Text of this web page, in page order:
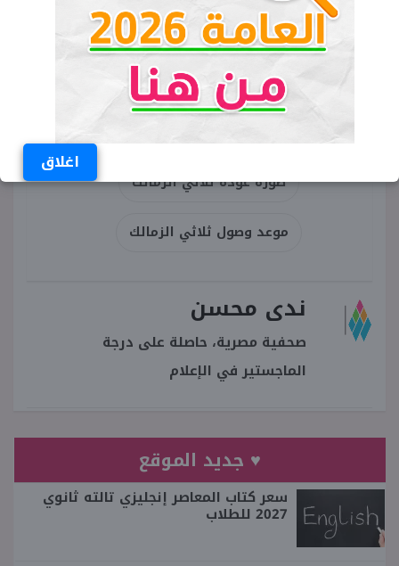
اغلاق
الكلمات المفتاحية
صورة ثلاثي الزمالك ثلاثي الزمالك
صورة عودة ثلاثي الزمالك
موعد وصول ثلاثي الزمالك
ندى محسن
صحفية مصرية، حاصلة على درجة
الماجستير في الإعلام
♥ جديد الموقع
سعر كتاب المعاصر إنجليزي تالته ثانوي
2027 للطلاب